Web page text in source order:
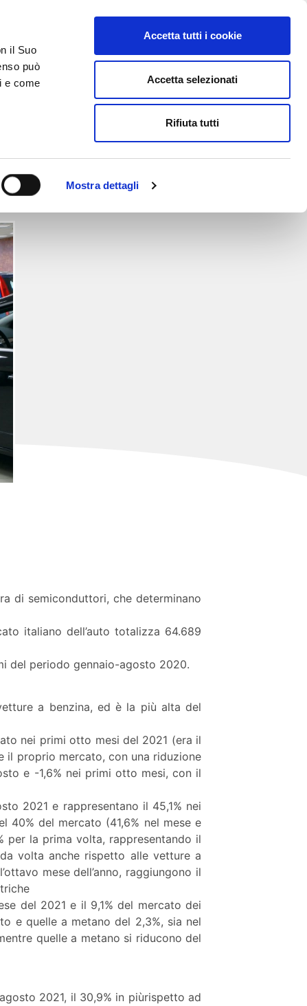
il Suo
può
e come
Mostra dettagli
Accetta tutti i cookie
Accetta selezionati
Rifiuta tutti
AREA RISERVATA
di semiconduttori, che determinano
italiano dell’auto totalizza 64.689
del periodo gennaio-agosto 2020.
a benzina, ed è la più alta del
nei primi otto mesi del 2021 (era il
il proprio mercato, con una riduzione
e -1,6% nei primi otto mesi, con il
2021 e rappresentano il 45,1% nei
40% del mercato (41,6% nel mese e
per la prima volta, rappresentando il
volta anche rispetto alle vetture a
mese dell’anno, raggiungono il
del 2021 e il 9,1% del mercato dei
e quelle a metano del 2,3%, sia nel
quelle a metano si riducono del
2021, il 30,9% in piùrispetto ad